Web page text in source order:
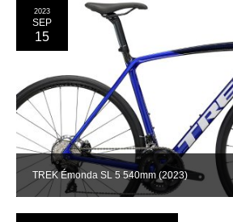
TREK Émonda SL 5 540mm (2023)
2023
SEP
15